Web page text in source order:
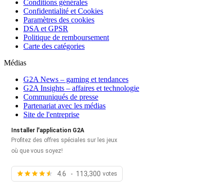
Conditions générales
Confidentialité et Cookies
Paramètres des cookies
DSA et GPSR
Politique de remboursement
Carte des catégories
Médias
G2A News – gaming et tendances
G2A Insights – affaires et technologie
Communiqués de presse
Partenariat avec les médias
Site de l'entreprise
Installer l'application G2A
Profitez des offres spéciales sur les jeux
où que vous soyez!
4.6 - 113,300 votes